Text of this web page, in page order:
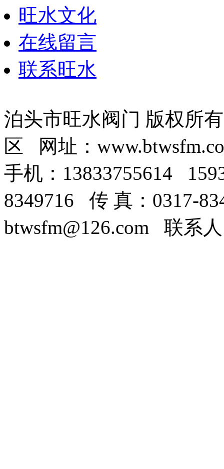
旺水文化
在线留言
联系旺水
泊头市旺水阀门 版权所
区 网址：
手机：13833755614
8349716 传 真：0317-
btwsfm@126.com 联系